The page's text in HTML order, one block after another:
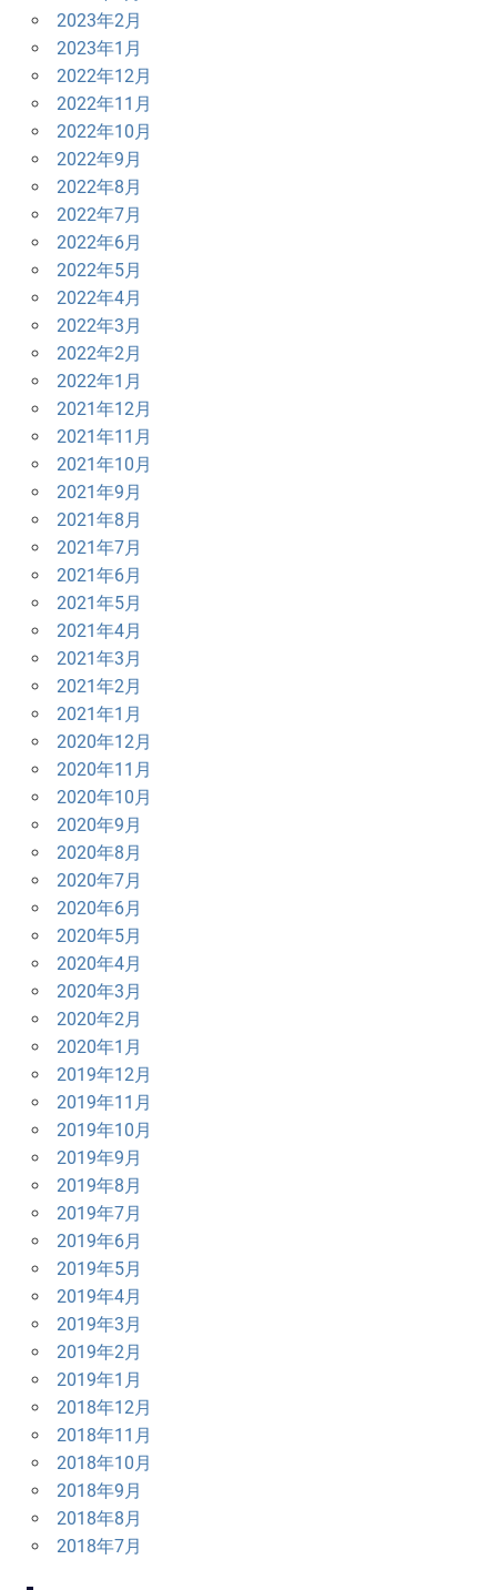
2023年2月
2023年1月
2022年12月
2022年11月
2022年10月
2022年9月
2022年8月
2022年7月
2022年6月
2022年5月
2022年4月
2022年3月
2022年2月
2022年1月
2021年12月
2021年11月
2021年10月
2021年9月
2021年8月
2021年7月
2021年6月
2021年5月
2021年4月
2021年3月
2021年2月
2021年1月
2020年12月
2020年11月
2020年10月
2020年9月
2020年8月
2020年7月
2020年6月
2020年5月
2020年4月
2020年3月
2020年2月
2020年1月
2019年12月
2019年11月
2019年10月
2019年9月
2019年8月
2019年7月
2019年6月
2019年5月
2019年4月
2019年3月
2019年2月
2019年1月
2018年12月
2018年11月
2018年10月
2018年9月
2018年8月
2018年7月